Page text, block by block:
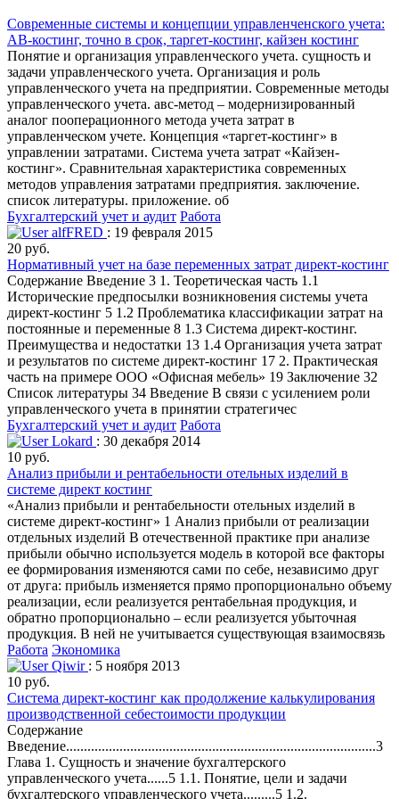
Современные системы и концепции управленченского учета:
АВ-костинг, точно в срок, таргет-костинг, кайзен костинг
Понятие и организация управленческого учета. сущность и
задачи управленческого учета. Организация и роль
управленческого учета на предприятии. Современные методы
управленческого учета. авс-метод – модернизированный
аналог пооперационного метода учета затрат в
управленческом учете. Концепция «таргет-костинг» в
управлении затратами. Система учета затрат «Кайзен-
костинг». Сравнительная характеристика современных
методов управления затратами предприятия. заключение.
список литературы. приложение. об
Бухгалтерский учет и аудит Работа
alfFRED : 19 февраля 2015
20 руб.
Нормативный учет на базе переменных затрат директ-костинг
Содержание Введение 3 1. Теоретическая часть 1.1
Исторические предпосылки возникновения системы учета
директ-костинг 5 1.2 Проблематика классификации затрат на
постоянные и переменные 8 1.3 Система директ-костинг.
Преимущества и недостатки 13 1.4 Организация учета затрат
и результатов по системе директ-костинг 17 2. Практическая
часть на примере ООО «Офисная мебель» 19 Заключение 32
Список литературы 34 Введение В связи с усилением роли
управленческого учета в принятии стратегичес
Бухгалтерский учет и аудит Работа
Lokard : 30 декабря 2014
10 руб.
Анализ прибыли и рентабельности отельных изделий в
системе директ костинг
«Анализ прибыли и рентабельности отельных изделий в
системе директ-костинг» 1 Анализ прибыли от реализации
отдельных изделий В отечественной практике при анализе
прибыли обычно используется модель в которой все факторы
ее формирования изменяются сами по себе, независимо друг
от друга: прибыль изменяется прямо пропорционально объему
реализации, если реализуется рентабельная продукция, и
обратно пропорционально – если реализуется убыточная
продукция. В ней не учитывается существующая взаимосвязь
Работа Экономика
Qiwir : 5 ноября 2013
10 руб.
Система директ-костинг как продолжение калькулирования
производственной себестоимости продукции
Содержание
Введение.......................................................................................3
Глава 1. Сущность и значение бухгалтерского
управленческого учета......5 1.1. Понятие, цели и задачи
бухгалтерского управленческого учета.........5 1.2.